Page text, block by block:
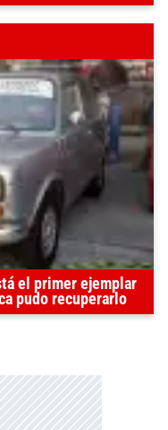
el primer ejemplar
pudo recuperarlo